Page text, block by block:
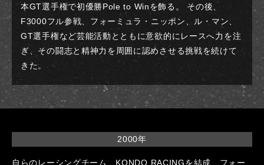
本GT選手権で初優勝Pole to Winを飾る。 その後、
F3000フル参戦、フォーミュラ・ニッポン、ル・マン、
GT選手権など芸能活動とともに意欲的にレースへ力を注
ぎ、その闘志と精神力を周囲に認めさせる挑戦を続けて
きた。
2000年
自らのレーシングチーム、KONDO RACINGを結成、フォー